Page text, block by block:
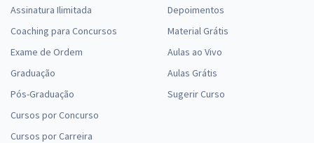
Assinatura Ilimitada
Coaching para Concursos
Exame de Ordem
Graduação
Pós-Graduação
Cursos por Concurso
Cursos por Carreira
Depoimentos
Material Grátis
Aulas ao Vivo
Aulas Grátis
Sugerir Curso